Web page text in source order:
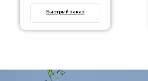
Быстрый заказ